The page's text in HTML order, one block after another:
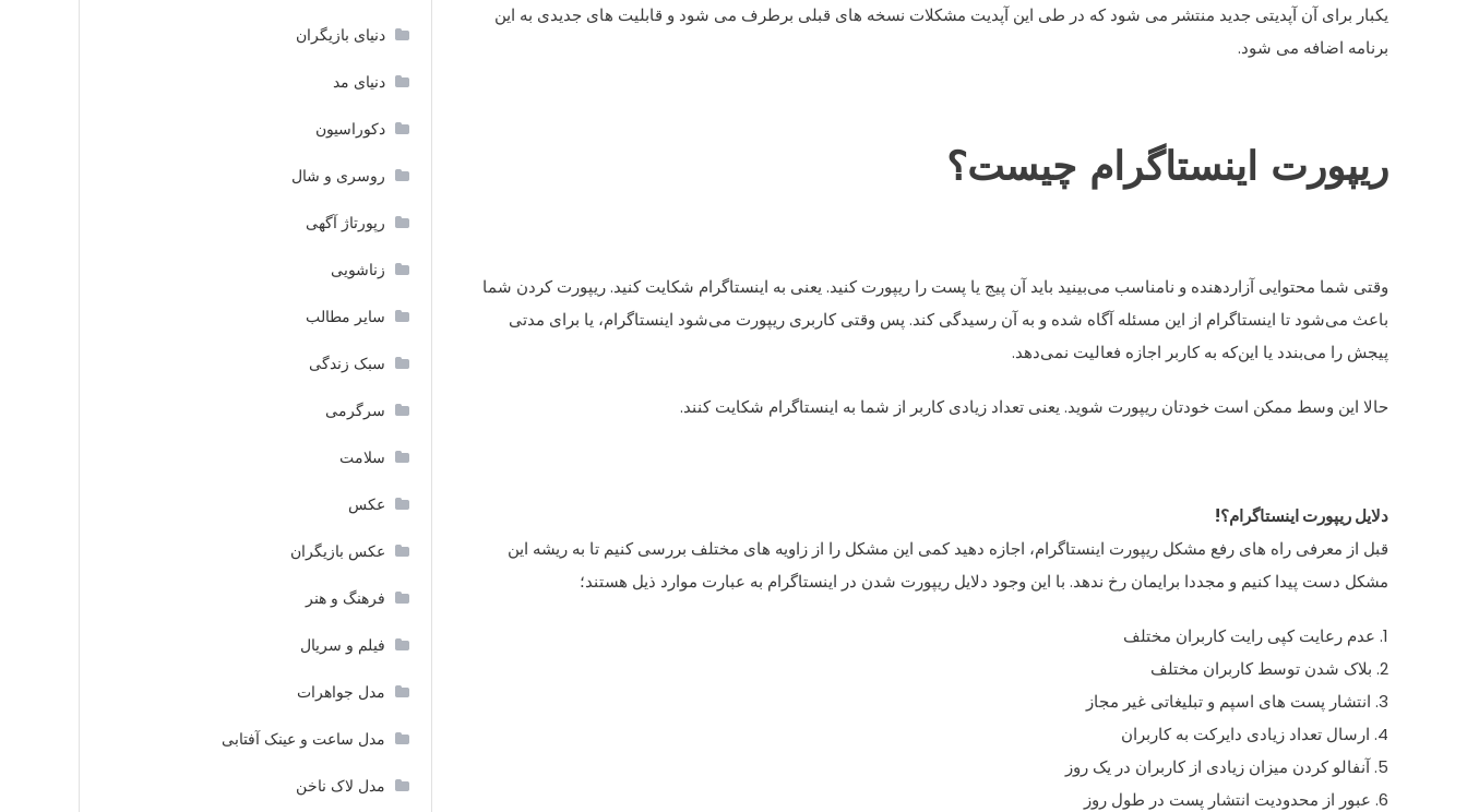
یکبار برای آن آپدیتی جدید منتشر می شود که در طی این آپدیت مشکلات نسخه های قبلی برطرف می شود و قابلیت های جدیدی به این
برنامه اضافه می شود.
ریپورت اینستاگرام چیست؟
وقتی شما محتوایی آزاردهنده و نامناسب می‌بینید باید آن پیج یا پست را ریپورت کنید. یعنی به اینستاگرام شکایت کنید. ریپورت کردن شما
باعث می‌شود تا اینستاگرام از این مسئله آگاه شده و به آن رسیدگی کند. پس وقتی کاربری ریپورت می‌شود اینستاگرام، یا برای مدتی
پیجش را می‌بندد یا این‌که به کاربر اجازه فعالیت نمی‌دهد.
حالا این وسط ممکن است خودتان ریپورت شوید. یعنی تعداد زیادی کاربر از شما به اینستاگرام شکایت کنند.
دلایل ریپورت اینستاگرام؟!
قبل از معرفی راه های رفع مشکل ریپورت اینستاگرام، اجازه دهید کمی این مشکل را از زاویه های مختلف بررسی کنیم تا به ریشه این
مشکل دست پیدا کنیم و مجددا برایمان رخ ندهد. با این وجود دلایل ریپورت شدن در اینستاگرام به عبارت موارد ذیل هستند؛
1. عدم رعایت کپی رایت کاربران مختلف
2. بلاک شدن توسط کاربران مختلف
3. انتشار پست های اسپم و تبلیغاتی غیر مجاز
4. ارسال تعداد زیادی دایرکت به کاربران
5. آنفالو کردن میزان زیادی از کاربران در یک روز
6. عبور از محدودیت انتشار پست در طول روز
دنیای بازیگران
دنیای مد
دکوراسیون
روسری و شال
رپورتاژ آگهی
زناشویی
سایر مطالب
سبک زندگی
سرگرمی
سلامت
عکس
عکس بازیگران
فرهنگ و هنر
فیلم و سریال
مدل جواهرات
مدل ساعت و عینک آفتابی
مدل لاک ناخن